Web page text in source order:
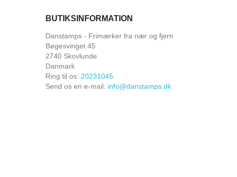
BUTIKSINFORMATION
Danstamps - Frimærker fra nær og fjern
Bøgesvinget 45
2740 Skovlunde
Danmark
Ring til os: 20231045
Send os en e-mail: info@danstamps.dk